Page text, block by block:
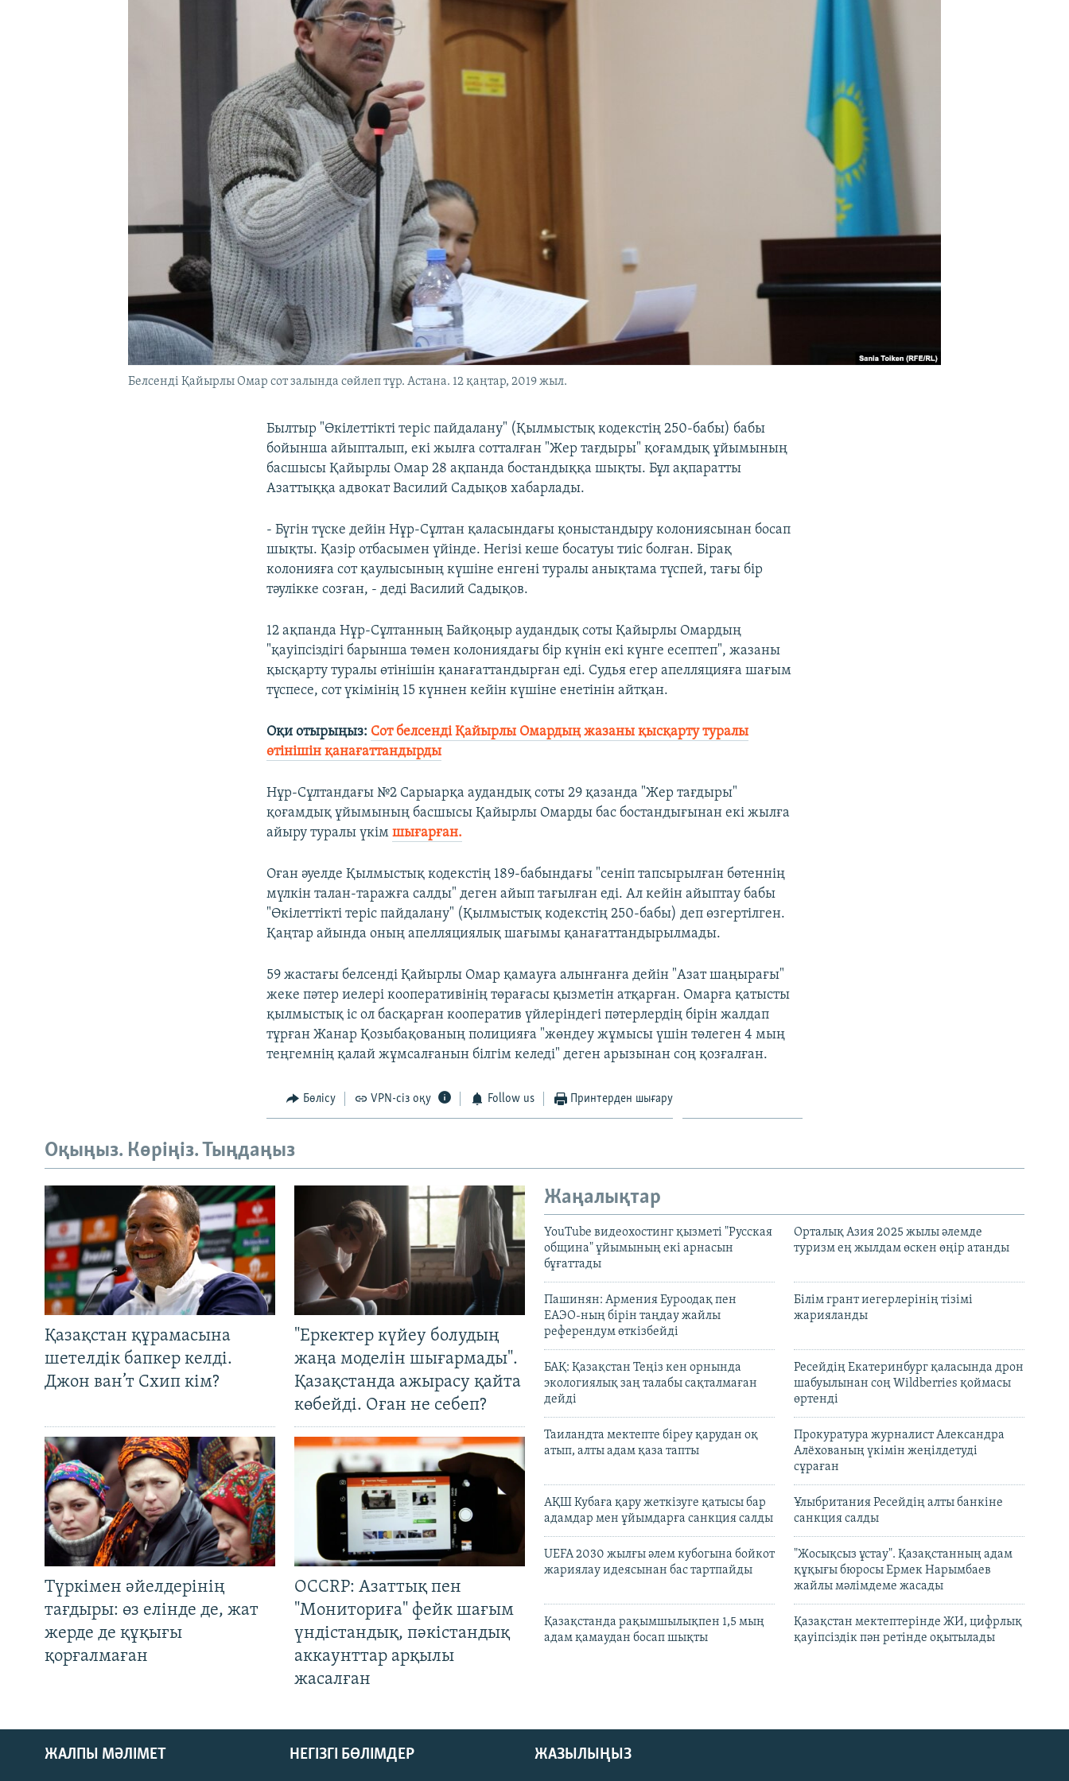
Белсенді Қайырлы Омар сот залында сөйлеп тұр. Астана. 12 қаңтар, 2019 жыл.
Былтыр "Өкілеттікті теріс пайдалану" (Қылмыстық кодекстің 250-бабы) бабы
бойынша айыпталып, екі жылға сотталған "Жер тағдыры" қоғамдық ұйымының
басшысы Қайырлы Омар 28 ақпанда бостандыққа шықты. Бұл ақпаратты
Азаттыққа адвокат Василий Садықов хабарлады.
- Бүгін түске дейін Нұр-Сұлтан қаласындағы қоныстандыру колониясынан босап
шықты. Қазір отбасымен үйінде. Негізі кеше босатуы тиіс болған. Бірақ
колонияға сот қаулысының күшіне енгені туралы анықтама түспей, тағы бір
тәулікке созған, - деді Василий Садықов.
12 ақпанда Нұр-Сұлтанның Байқоңыр аудандық соты Қайырлы Омардың
"қауіпсіздігі барынша төмен колониядағы бір күнін екі күнге есептеп", жазаны
қысқарту туралы өтінішін қанағаттандырған еді. Судья егер апелляцияға шағым
түспесе, сот үкімінің 15 күннен кейін күшіне енетінін айтқан.
Оқи отырыңыз: Сот белсенді Қайырлы Омардың жазаны қысқарту туралы
өтінішін қанағаттандырды
Нұр-Сұлтандағы №2 Сарыарқа аудандық соты 29 қазанда "Жер тағдыры"
қоғамдық ұйымының басшысы Қайырлы Омарды бас бостандығынан екі жылға
айыру туралы үкімшығарған.
Оған әуелде Қылмыстық кодекстің 189-бабындағы "сеніп тапсырылған бөтеннің
мүлкін талан-таражға салды" деген айып тағылған еді. Ал кейін айыптау бабы
"Өкілеттікті теріс пайдалану" (Қылмыстық кодекстің 250-бабы) деп өзгертілген.​
Қаңтар айында оның апелляциялық шағымы қанағаттандырылмады. ​
59 жастағы белсенді Қайырлы Омар қамауға алынғанға дейін "Азат шаңырағы"
жеке пәтер иелері кооперативінің төрағасы қызметін атқарған. Омарға қатысты
қылмыстық іс ол басқарған кооператив үйлеріндегі пәтерлердің бірін жалдап
тұрған Жанар Қозыбақованың полицияға "жөндеу жұмысы үшін төлеген 4 мың
теңгемнің қалай жұмсалғанын білгім келеді" деген арызынан соң қозғалған.
Бөлісу VPN-сіз оқу Follow us Принтерден шығару
Оқыңыз. Көріңіз. Тыңдаңыз
Қазақстан құрамасына
шетелдік бапкер келді.
Джон ван’т Схип кім?
"Еркектер күйеу болудың
жаңа моделін шығармады".
Қазақстанда ажырасу қайта
көбейді. Оған не себеп?
Түркімен әйелдерінің
тағдыры: өз елінде де, жат
жерде де құқығы
қорғалмаған
OCCRP: Азаттық пен
"Мониториға" фейк шағым
үндістандық, пәкістандық
аккаунттар арқылы
жасалған
Жаңалықтар
YouTube видеохостинг қызметі "Русская
община" ұйымының екі арнасын
бұғаттады
Орталық Азия 2025 жылы әлемде
туризм ең жылдам өскен өңір атанды
Пашинян: Армения Еуроодақ пен
ЕАЭО-ның бірін таңдау жайлы
референдум өткізбейді
Білім грант иегерлерінің тізімі
жарияланды
БАҚ: Қазақстан Теңіз кен орнында
экологиялық заң талабы сақталмаған
дейді
Ресейдің Екатеринбург қаласында дрон
шабуылынан соң Wildberries қоймасы
өртенді
Таиландта мектепте біреу қарудан оқ
атып, алты адам қаза тапты
Прокуратура журналист Александра
Алёхованың үкімін жеңілдетуді
сұраған
АҚШ Кубаға қару жеткізуге қатысы бар
адамдар мен ұйымдарға санкция салды
Ұлыбритания Ресейдің алты банкіне
санкция салды
UEFA 2030 жылғы әлем кубогына бойкот
жариялау идеясынан бас тартпайды
"Жосықсыз ұстау". Қазақстанның адам
құқығы бюросы Ермек Нарымбаев
жайлы мәлімдеме жасады
Қазақстанда рақымшылықпен 1,5 мың
адам қамаудан босап шықты
Қазақстан мектептерінде ЖИ, цифрлық
қауіпсіздік пән ретінде оқытылады
ЖАЗЫЛЫҢЫЗ
ЖАЛПЫ МӘЛІМЕТ НЕГІЗГІ БӨЛІМДЕР